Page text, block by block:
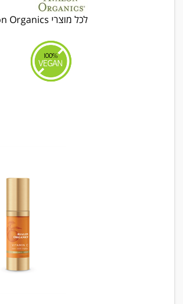
לכל מוצרי Avalon Organics לחץ כאן